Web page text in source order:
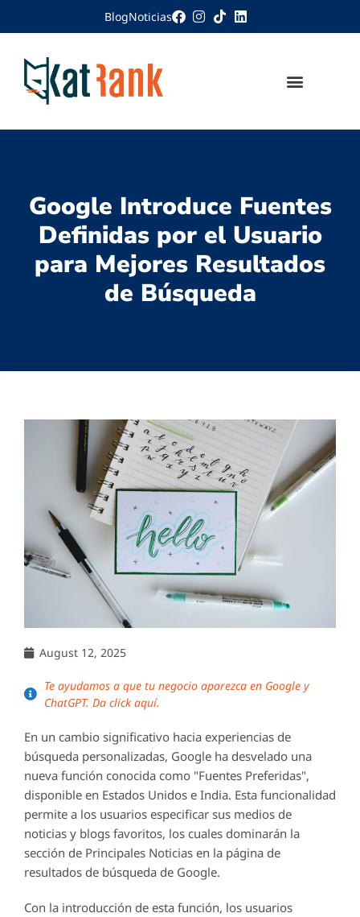
BlogNoticias
Google Introduce Fuentes
Definidas por el Usuario
para Mejores Resultados
de Búsqueda
August 12, 2025
Te ayudamos a que tu negocio aparezca en Google y
ChatGPT. Da click aquí.
En un cambio significativo hacia experiencias de
búsqueda personalizadas, Google ha desvelado una
nueva función conocida como "Fuentes Preferidas",
disponible en Estados Unidos e India. Esta funcionalidad
permite a los usuarios especificar sus medios de
noticias y blogs favoritos, los cuales dominarán la
sección de Principales Noticias en la página de
resultados de búsqueda de Google.
Con la introducción de esta función, los usuarios